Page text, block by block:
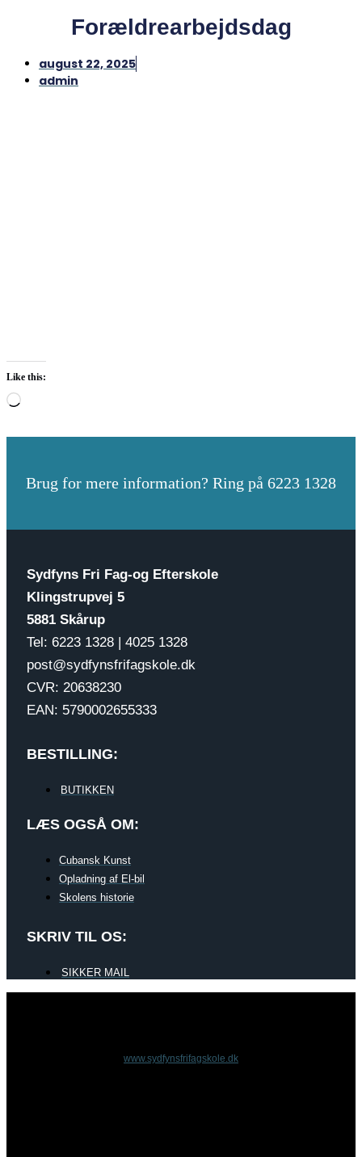
Forældrearbejdsdag
august 22, 2025
admin
Like this:
Loading…
Brug for mere information? Ring på 6223 1328
Sydfyns Fri Fag-og Efterskole
Klingstrupvej 5
5881 Skårup
Tel: 6223 1328 | 4025 1328
post@sydfynsfrifagskole.dk
CVR: 20638230
EAN: 5790002655333
BESTILLING:
BUTIKKEN
LÆS OGSÅ OM:
Cubansk Kunst
Opladning af El-bil
Skolens historie
SKRIV TIL OS:
SIKKER MAIL
www.sydfynsfrifagskole.dk